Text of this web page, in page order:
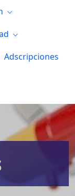
Adscripciones